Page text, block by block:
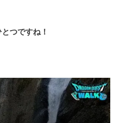
つですね！